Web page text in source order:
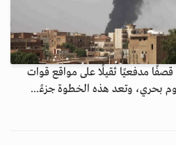
مدفعيًا ثقيلًا على مواقع قوات
بحري، وتعد هذه الخطوة جزءً...